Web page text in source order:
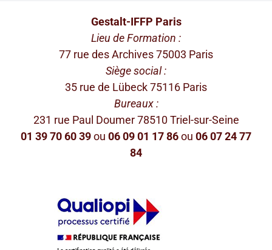
Gestalt-IFFP Paris
Lieu de Formation :
77 rue des Archives 75003 Paris
Siège social :
35 rue de Lübeck 75116 Paris
Bureaux :
231 rue Paul Doumer 78510 Triel-sur-Seine
01 39 70 60 39ou 06 09 01 17 86ou 06 07 24 77
84